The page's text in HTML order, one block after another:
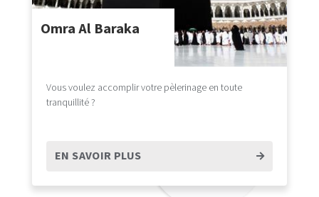
Omra Al Baraka
Vous voulez accomplir votre pèlerinage en toute
tranquillité ?
EN SAVOIR PLUS